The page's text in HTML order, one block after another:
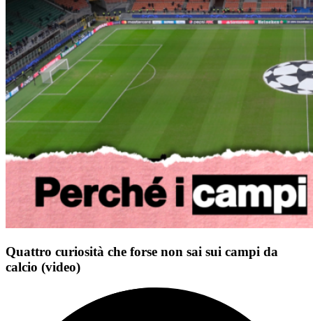
Quattro curiosità che forse non sai sui campi da
calcio (video)